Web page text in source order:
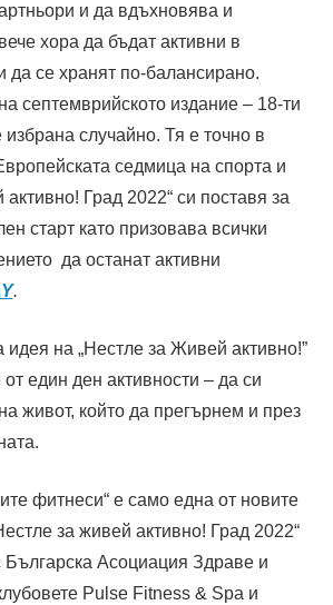
и да вдъхновява и
хора да бъдат активни в
да се хранят по-балансирано.
септемврийското издание – 18-ти
случайно. Тя е точно в
седмица на спорта и
Град 2022“ си поставя за
старт като призовава всички
да останат активни
.
на „Нестле за Живей активно!”
един ден активности – да си
живот, който да прегърнем и през
фитнеси“ е само една от новите
за живей активно! Град 2022“
Българска Асоциация Здраве и
Pulse Fitness & Spa и